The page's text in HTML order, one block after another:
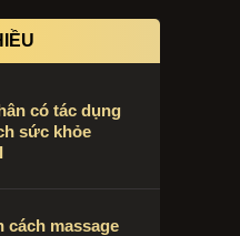
có tác dụng
sức khỏe
cách massage